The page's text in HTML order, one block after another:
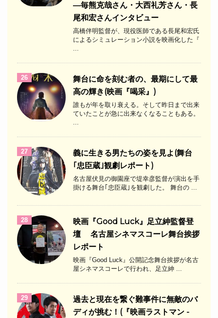
―毎熊克哉さん・大西礼芳さん・長
尾和宏さんインタビュー
高橋伴明監督が、現役医師である長尾和宏氏
によるシミュレーション小説を映画化した『
...
26
舞台に命を刻む者の、最期にして最
高の輝き(映画『喝采』)
誰もが年を取り衰える。そして昨日まで出来
ていたことが急に出来なくなることもある。
...
27
義に生きる男たちの姿を見よ(舞台
｢忠臣蔵｣観劇レポート)
名古屋伏見の御園座で堤幸彦監督が演出を手
掛ける舞台｢忠臣蔵｣を観劇した。 舞台の ...
28
映画『Good Luck』足立紳監督登
壇 名古屋シネマスコーレ舞台挨拶
レポート
映画『Good Luck』公開記念舞台挨拶が名古
屋シネマスコーレで行われ、足立紳 ...
29
過去と現在を繋ぐ難事件に無敵のバ
ディが挑む！(『映画ラストマン -